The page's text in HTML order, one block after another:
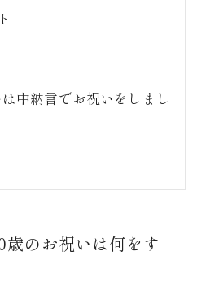
中納言でお祝いをしまし
のお祝いは何をす